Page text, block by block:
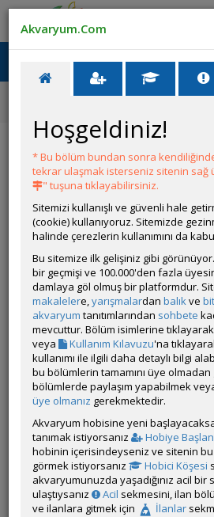
Ana Menü
Akvaryum Tanıtımı
Lampeye
Akvaryumu
YANIT YAZ
Senaquatics
Çevrim Dışı
Gönderim Zamanı:24 Mayıs 2026 10:21
Ölçüler:65x25x35
Canlı Türleri:lampeye
cherry shrimp
Bitki Türleri:rotala blood red,rotala
gül,valisneria,sessilflora
Tankın Yaşı:5 ay
Filtrasyon ve Işıklandırma:pipo
Aydınlatma Fullspectrum 4 Renk
65 cm Uyumlu-2475 lümen)
Sondaki yumurtalar lampeye’lara ait
rainbow yumurtasına göre daha büyük
gibi geldi bana :)
Tasarım ve Dekorasyon:
Akvaryum.Com
Hoşgeldiniz!
* Bu bölüm bundan sonra
tekrar ulaşmak isterseniz sitenin sağ
" tuşuna tıklayabilirsiniz.
Sitemizi kullanışlı ve güvenli hale
(cookie) kullanıyoruz. Sitemizde
halinde çerezlerin kullanımını da
Bu sitemize ilk gelişiniz gibi görünüyor.
bir geçmişi ve 100.000'den fazla
damlaya göl olmuş bir platformdur.
makalelere,yarışmalardan balıkve
akvaryum tanıtımlarından sohbete
mevcuttur. Bölüm isimlerine
veya
Kullanım Kılavuzu'na
kullanımı ile ilgili daha detaylı bilgi
bu bölümlerin tamamını üye
bölümlerde paylaşım yapabilmek
üye olmanız gerekmektedir.
Akvaryum hobisine yeni
tanımak istiyorsanız
Hobiye
hobinin içerisindeyseniz ve sitenin
görmek istiyorsanız
Hobici Köşesi
akvaryumunuzda yaşadığınız acil
ulaştıysanız
Acil sekmesini, ilan
ve ilanlara gitmek için
İlanlar